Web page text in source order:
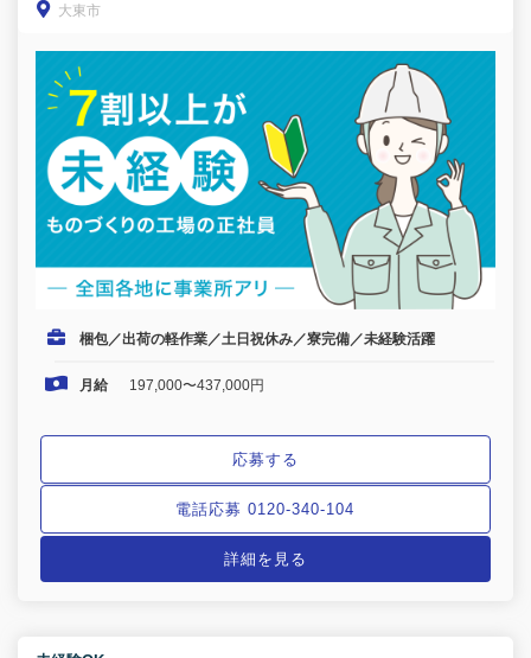
大東市
梱包／出荷の軽作業／土日祝休み／寮完備／未経験活躍
月給 197,000〜437,000円
応募する
電話応募 0120-340-104
詳細を見る